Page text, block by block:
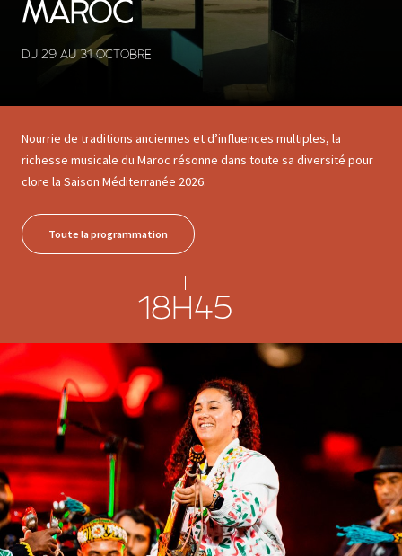
Nourrie de traditions anciennes et d’influences multiples, la
richesse musicale du Maroc résonne dans toute sa diversité pour
clore la Saison Méditerranée 2026.
Toute la programmation
MAROC
DU 29 AU 31 OCTOBRE
18H45